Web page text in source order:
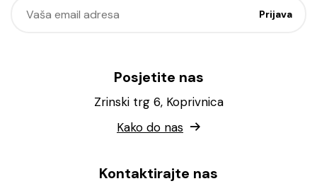
Posjetite nas
Zrinski trg 6, Koprivnica
Kako do nas
Kontaktirajte nas